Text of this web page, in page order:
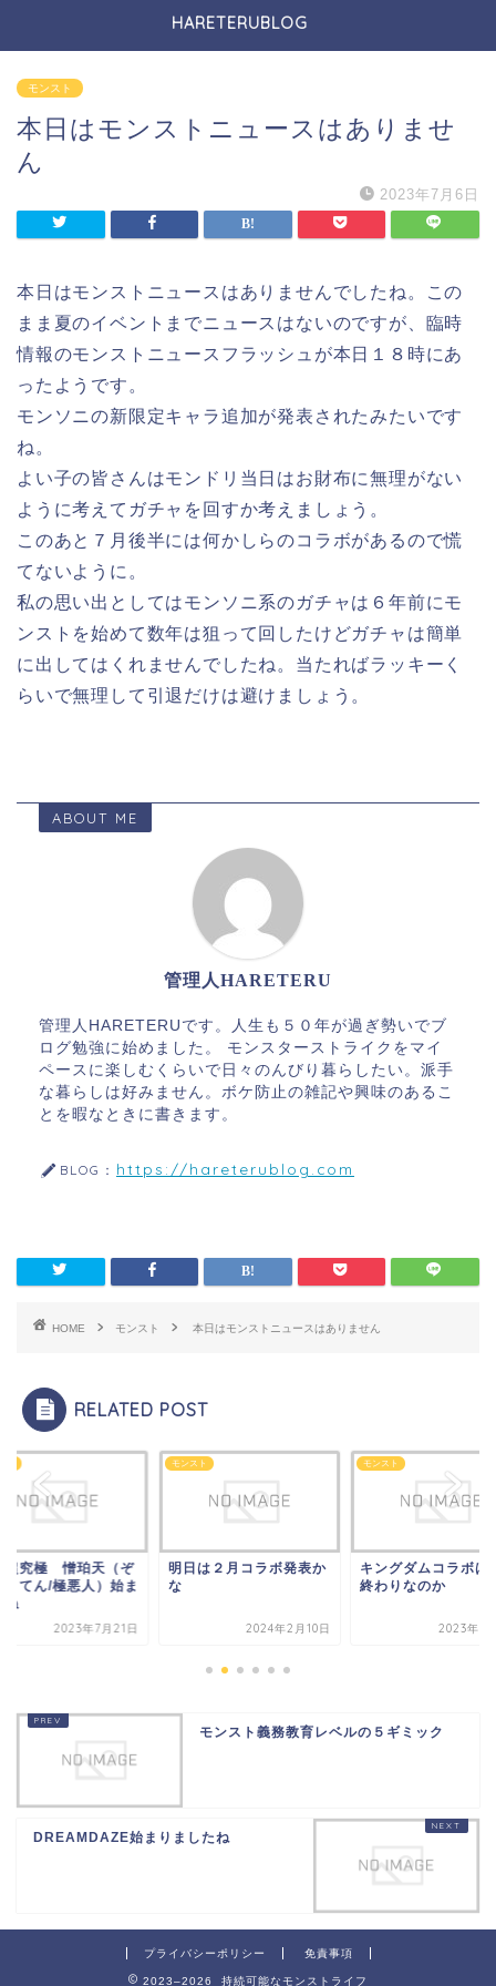
HARETERUBLOG
モンスト
本日はモンストニュースはありませ
ん
2023年7月6日
本日はモンストニュースはありませんでしたね。この
まま夏のイベントまでニュースはないのですが、臨時
情報のモンストニュースフラッシュが本日１８時にあ
ったようです。
モンソニの新限定キャラ追加が発表されたみたいです
ね。
よい子の皆さんはモンドリ当日はお財布に無理がない
ように考えてガチャを回すか考えましょう。
このあと７月後半には何かしらのコラボがあるので慌
てないように。
私の思い出としてはモンソニ系のガチャは６年前にモ
ンストを始めて数年は狙って回したけどガチャは簡単
に出してはくれませんでしたね。当たればラッキーく
らいで無理して引退だけは避けましょう。
ABOUT ME
管理人HARETERU
管理人HARETERUです。人生も５０年が過ぎ勢いでブ
ログ勉強に始めました。 モンスターストライクをマイ
ペースに楽しむくらいで日々のんびり暮らしたい。派手
な暮らしは好みません。ボケ防止の雑記や興味のあるこ
とを暇なときに書きます。
BLOG： https://hareterublog.com
HOME モンスト 本日はモンストニュースはありません
RELATED POST
超究極 憎珀天（ぞ
くてん/極悪人）始ま
ね
2023年7月21日
モンスト
明日は２月コラボ発表か
な
2024年2月10日
モンスト
キングダムコラボは
終わりなのか
2023年9
モンスト義務教育レベルの５ギミック
DREAMDAZE始まりましたね
プライバシーポリシー 免責事項
2023–2026 持続可能なモンストライフ